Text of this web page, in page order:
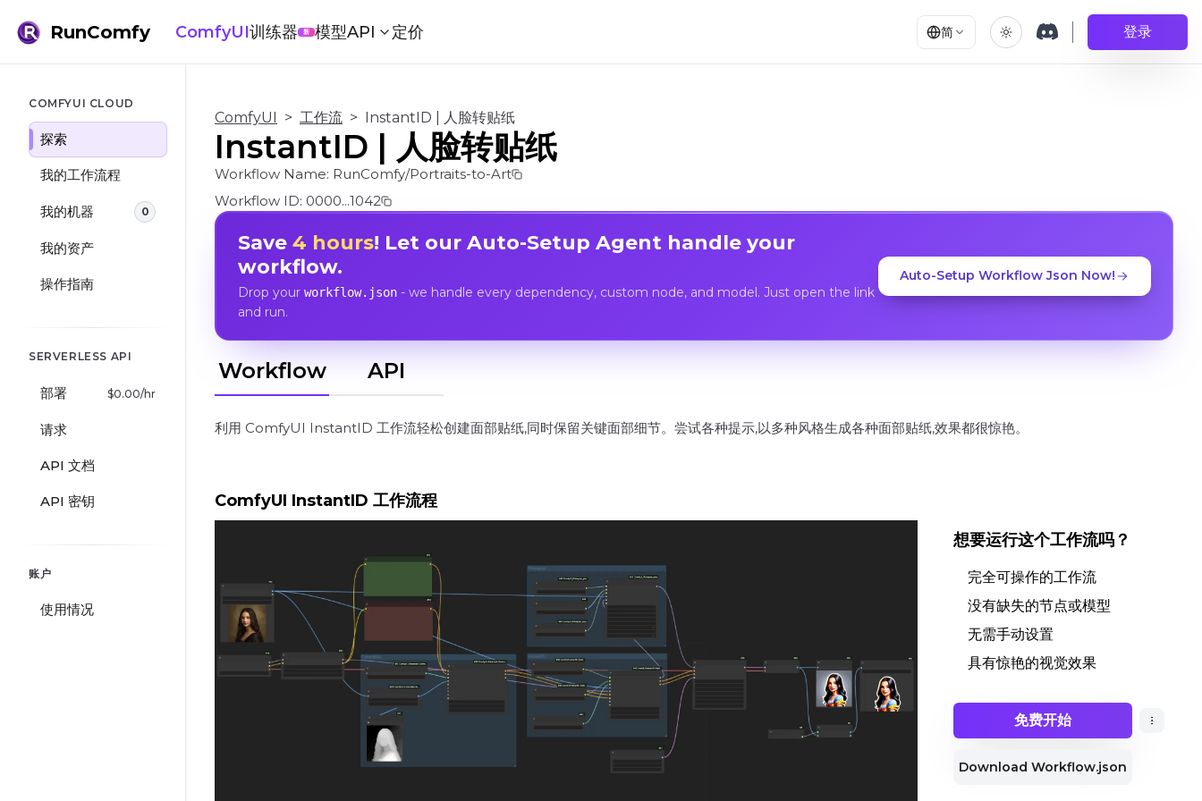
RunComfy ComfyUI训练器 新 模型API 定价 简 登录
COMFYUI CLOUD
探索
我的工作流程
我的机器 0
我的资产
操作指南
SERVERLESS API
部署 $0.00/hr
请求
API 文档
API 密钥
账户
使用情况
ComfyUI > 工作流 > InstantID | 人脸转贴纸
InstantID | 人脸转贴纸
Workflow Name: RunComfy/Portraits-to-Art
Workflow ID: 0000...1042
Save 4 hours! Let our Auto-Setup Agent handle your
workflow.
Drop your workflow.json- we handle every dependency, custom node, and model. Just open the link
and run.
Auto-Setup Workflow Json Now!
Workflow API
利用 ComfyUI InstantID 工作流轻松创建面部贴纸,同时保留关键面部细节。尝试各种提示,以多种风格生成各种面部贴纸,效果都很惊艳。
ComfyUI InstantID 工作流程
想要运行这个工作流吗？
完全可操作的工作流
没有缺失的节点或模型
无需手动设置
具有惊艳的视觉效果
免费开始
Download Workflow.json